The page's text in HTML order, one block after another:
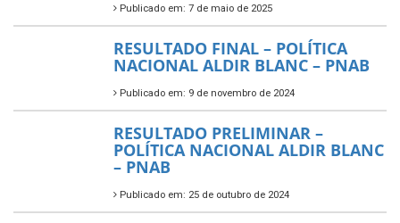
Publicado em: 7 de maio de 2025
RESULTADO FINAL – POLÍTICA
NACIONAL ALDIR BLANC – PNAB
Publicado em: 9 de novembro de 2024
RESULTADO PRELIMINAR –
POLÍTICA NACIONAL ALDIR BLANC
– PNAB
Publicado em: 25 de outubro de 2024